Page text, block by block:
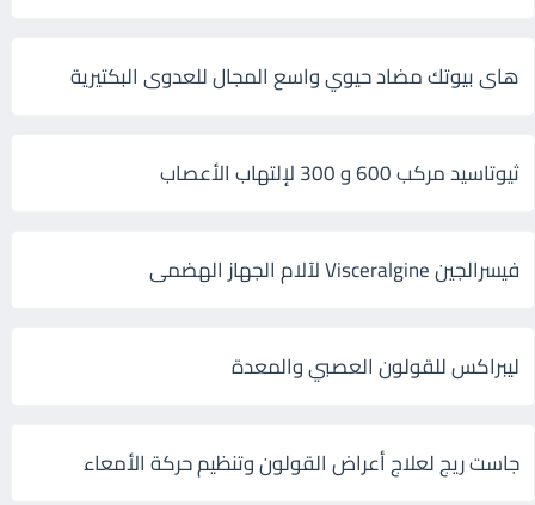
هاى بيوتك مضاد حيوي واسع المجال للعدوى البكتيرية
ثيوتاسيد مركب 600 و 300 لإلتهاب الأعصاب
فيسرالجين Visceralgine لآلام الجهاز الهضمى
ليبراكس للقولون العصبي والمعدة
جاست ريج لعلاج أعراض القولون وتنظيم حركة الأمعاء